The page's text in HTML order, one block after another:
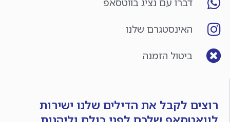
האינסטגרם שלנו
ביטול הזמנה
רוצים לקבל את הדילים שלנו ישירות